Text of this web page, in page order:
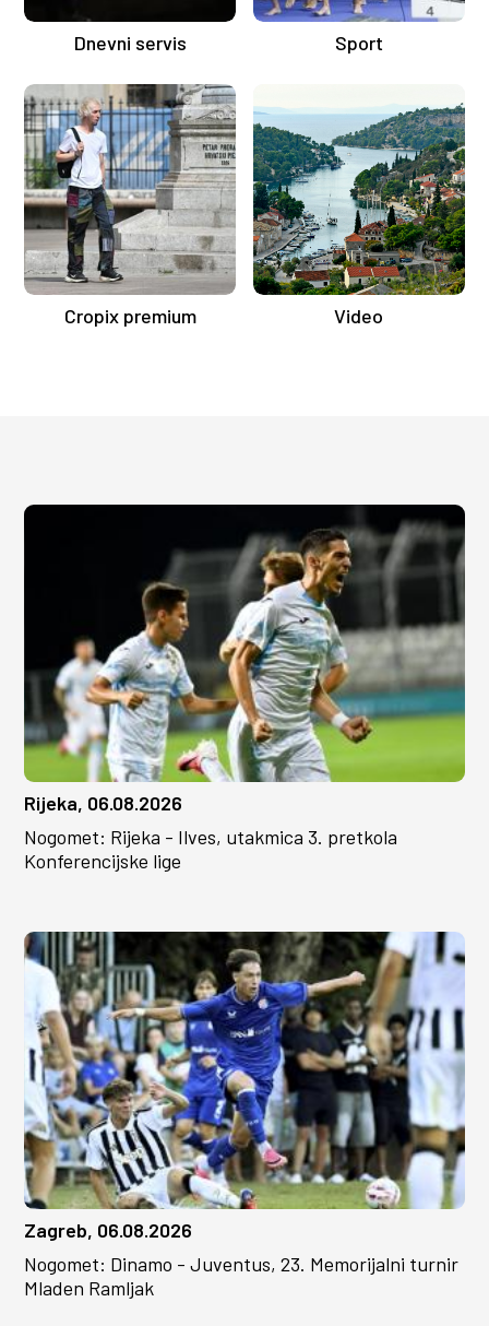
Dnevni servis Sport
Cropix premium Video
Rijeka, 06.08.2026
Nogomet: Rijeka - Ilves, utakmica 3. pretkola
Konferencijske lige
Zagreb, 06.08.2026
Nogomet: Dinamo - Juventus, 23. Memorijalni turnir
Mladen Ramljak